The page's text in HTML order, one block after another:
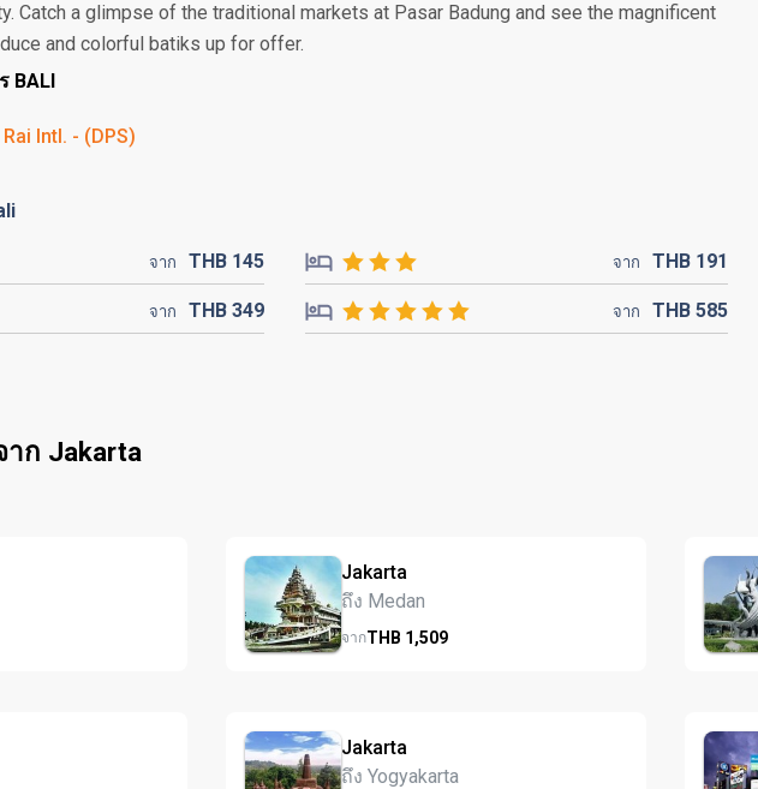
Catch a glimpse of the traditional markets at Pasar Badung and see the magnificent
and colorful batiks up for offer.
BALI
Intl. - (DPS)
จาก THB 145 จาก THB 191
จาก THB349 จาก THB 585
ก Jakarta
Jakarta
ถึง Medan
จากTHB 1,509
Jakarta
ถึง Yogyakarta